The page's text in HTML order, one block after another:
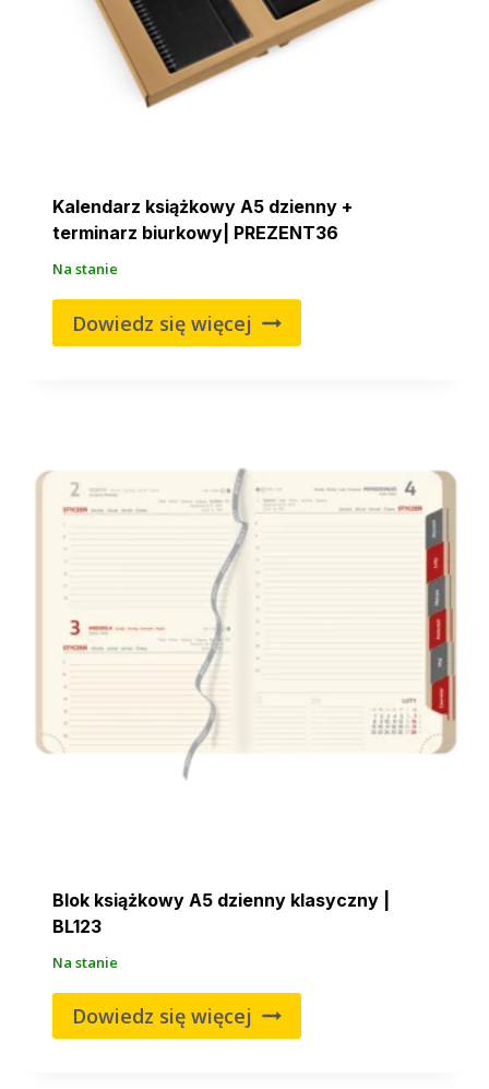
Kalendarz książkowy A5 dzienny +
terminarz biurkowy| PREZENT36
Na stanie
Dowiedz się więcej
Blok książkowy A5 dzienny klasyczny |
BL123
Na stanie
Dowiedz się więcej